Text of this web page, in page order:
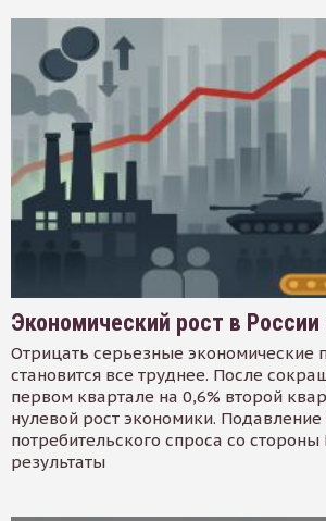
Экономический рост в России
Отрицать серьезные
становится все труднее. После
первом квартале на 0,6% второй
нулевой рост экономики.
потребительского спроса со
результаты